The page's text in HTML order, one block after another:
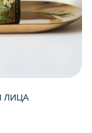
ЛИЦА